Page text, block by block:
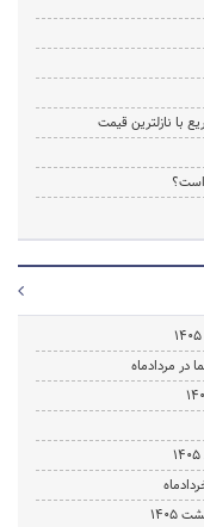
با نازلترین قیمت
است؟
در مردادماه